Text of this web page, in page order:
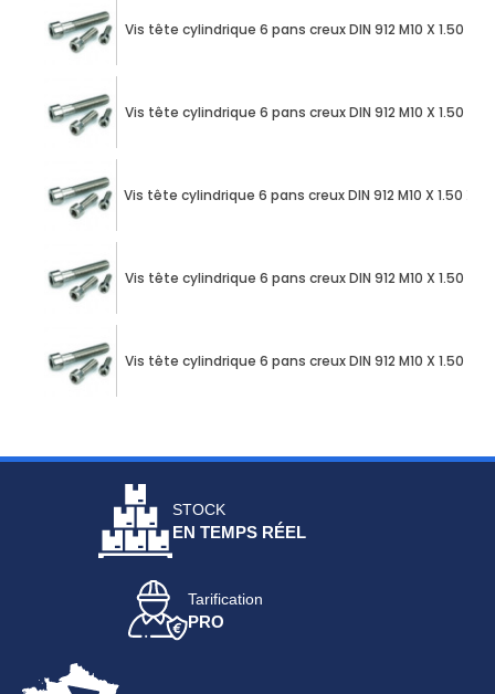
Vis tête cylindrique 6 pans creux DIN 912 M10 X 1.50 X
Vis tête cylindrique 6 pans creux DIN 912 M10 X 1.50 X
Vis tête cylindrique 6 pans creux DIN 912 M10 X 1.50 X
Vis tête cylindrique 6 pans creux DIN 912 M10 X 1.50 X
Vis tête cylindrique 6 pans creux DIN 912 M10 X 1.50 X
STOCK
EN TEMPS RÉEL
Tarification
PRO